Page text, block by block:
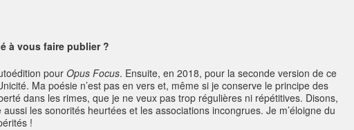
à vous faire publier ?
pour Opus Focus. Ensuite, en 2018, pour la seconde version de ce
Ma poésie n’est pas en vers et, même si je conserve le principe des
dans les rimes, que je ne veux pas trop régulières ni répétitives. Disons,
les sonorités heurtées et les associations incongrues. Je m’éloigne du
!